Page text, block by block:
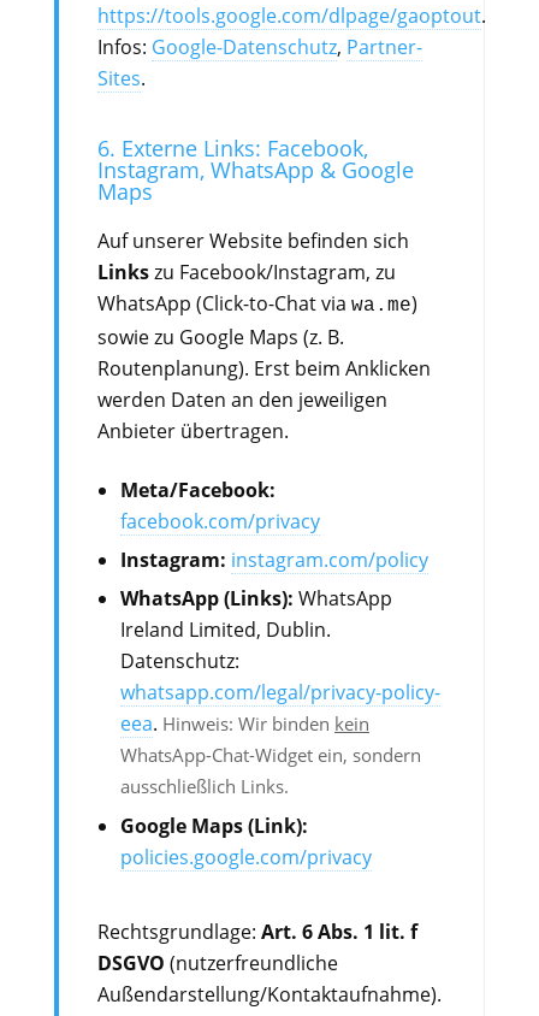
https://tools.google.com/dlpage/gaoptout.
Infos: Google-Datenschutz, Partner-
Sites.
6. Externe Links: Facebook,
Instagram, WhatsApp & Google
Maps
Auf unserer Website befinden sich
Linkszu Facebook/Instagram, zu
WhatsApp (Click-to-Chat via wa.me)
sowie zu Google Maps (z. B.
Routenplanung). Erst beim Anklicken
werden Daten an den jeweiligen
Anbieter übertragen.
Meta/Facebook:
facebook.com/privacy
Instagram: instagram.com/policy
WhatsApp (Links): WhatsApp
Ireland Limited, Dublin.
Datenschutz:
whatsapp.com/legal/privacy-policy-
eea. Hinweis: Wir binden kein
WhatsApp-Chat-Widget ein, sondern
ausschließlich Links.
Google Maps (Link):
policies.google.com/privacy
Rechtsgrundlage: Art. 6 Abs. 1 lit. f
DSGVO (nutzerfreundliche
Außendarstellung/Kontaktaufnahme).